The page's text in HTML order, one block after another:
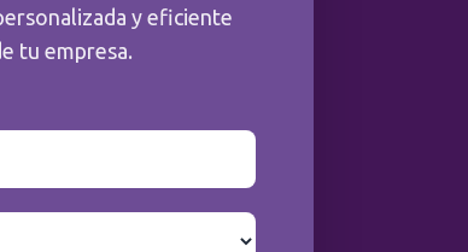
y eficiente
tu empresa.